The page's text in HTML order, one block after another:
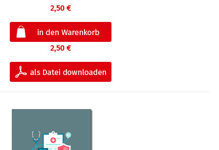
2,50 €
2,50 €